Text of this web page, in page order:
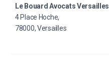
Le Bouard Avocats Versailles
4 Place Hoche,
78000, Versailles